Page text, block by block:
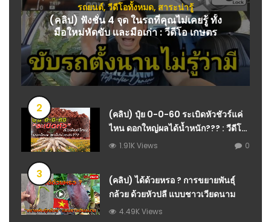
รถยนต์, วีดีโอทั้งหมด, สาระน่ารู้
(คลิป) ฟังชั่น 4 จุด ในรถที่คุณไม่เคยรู้ ทั้ง
มือใหม่หัดขับ เเละมือเก่า : วีดีโอ เกษตร
2
(คลิป) ปุ๋ย 0-0-60 ระเบิดหัวชัวร์แค่
ไหน ดอกใหญ่ผลได้น้ำหนัก??? : วีดีโอ
เกษตร
1.91K Views 0
3
(คลิป) ได้ด้วยหรอ ? การขยายพันธุ์
กล้วย ด้วยหัวปลี แบบชาวเวียดนาม
4.49K Views